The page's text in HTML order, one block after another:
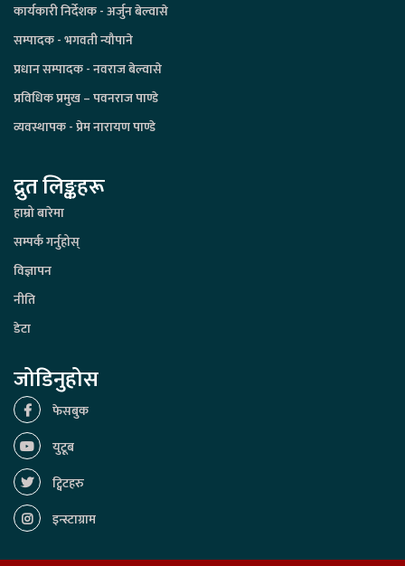
कार्यकारी निर्देशक - अर्जुन बेल्वासे
सम्पादक - भगवती न्यौपाने
प्रधान सम्पादक - नवराज बेल्वासे
प्रविधिक प्रमुख – पवनराज पाण्डे
व्यवस्थापक - प्रेम नारायण पाण्डे
द्रुत लिङ्कहरू
हाम्रो बारेमा
सम्पर्क गर्नुहोस्
विज्ञापन
नीति
डेटा
जोडिनुहोस
फेसबुक
युटूब
ट्विटहरु
इन्स्टाग्राम